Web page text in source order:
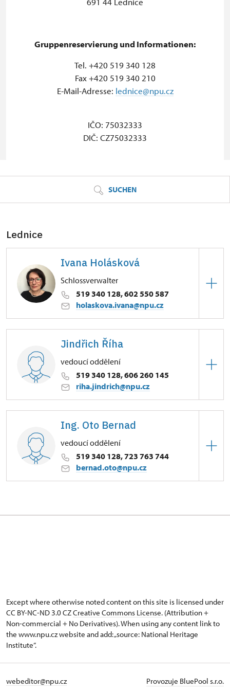
Gruppenreservierung und Informationen:
Tel. +420 519 340 128
Fax +420 519 340 210
E-Mail-Adresse: lednice@npu.cz
IČO: 75032333
DIČ: CZ75032333
SUCHEN
Lednice
Ivana Holásková
Schlossverwalter
519 340 128, 602 550 587
holaskova.ivana@npu.cz
Zámek 1/, Lednice na Moravě
Jindřich Říha
vedoucí oddělení
519 340 128, 606 260 145
riha.jindrich@npu.cz
Zámek 1/, Lednice na Moravě
gelengentlicher Stellvertreter des
Schlossverwalters
Ing. Oto Bernad
vedoucí oddělení
519 340 128, 723 763 744
bernad.oto@npu.cz
Except where otherwise noted content on this site is licensed under
CC BY-NC-ND 3.0 CZCreative Commons License. (Attribution +
Non-commercial + No Derivatives). When using any content link to
the www.npu.cz website and add: „source: National Heritage
Institute“.
webeditor@npu.cz Provozuje BluePool s.r.o.